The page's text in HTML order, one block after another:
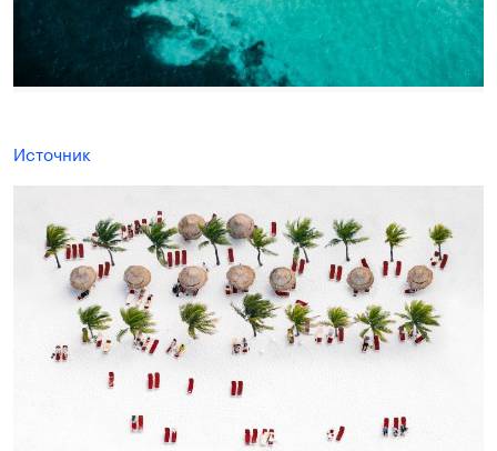
Источник